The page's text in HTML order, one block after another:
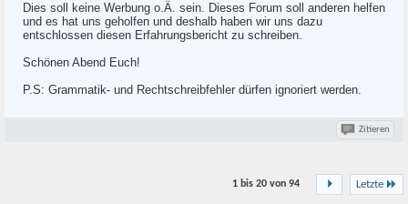
Dies soll keine Werbung o.Ä. sein. Dieses Forum soll anderen helfen
und es hat uns geholfen und deshalb haben wir uns dazu
entschlossen diesen Erfahrungsbericht zu schreiben.
Schönen Abend Euch!
P.S: Grammatik- und Rechtschreibfehler dürfen ignoriert werden.
Zitieren
Letzte
1 bis 20 von 94